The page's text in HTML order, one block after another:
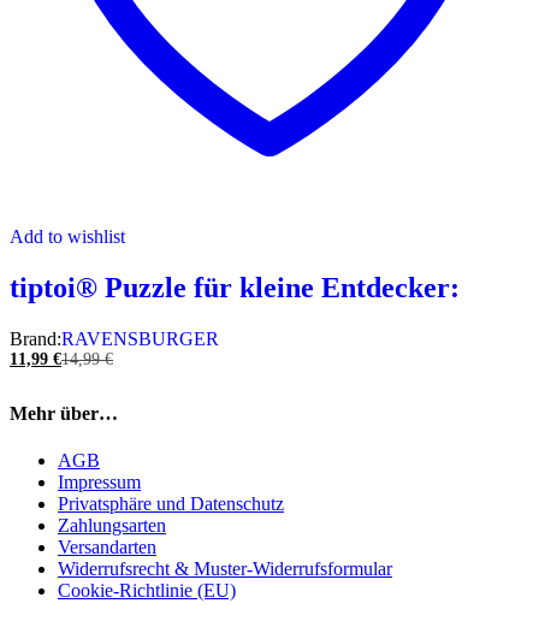
Add to wishlist
tiptoi® Puzzle für kleine Entdecker:
Brand:RAVENSBURGER
11,99 €14,99€
Mehr über…
AGB
Impressum
Privatsphäre und Datenschutz
Zahlungsarten
Versandarten
Widerrufsrecht & Muster-Widerrufsformular
Cookie-Richtlinie (EU)